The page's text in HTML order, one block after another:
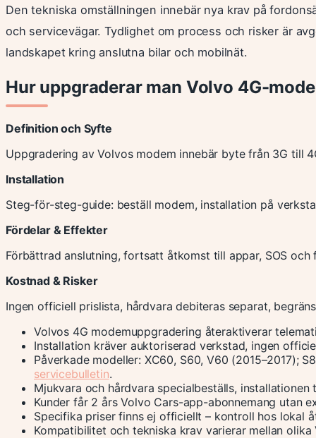
Den tekniska omställningen innebär nya krav på
och servicevägar. Tydlighet om process och risker är
landskapet kring anslutna bilar och mobilnät.
Hur uppgraderar man Volvo 4G-
Definition och Syfte
Uppgradering av Volvos modem innebär byte från 3G till
Installation
Steg-för-steg-guide: beställ modem, installation på
Fördelar & Effekter
Förbättrad anslutning, fortsatt åtkomst till appar, SOS och
Kostnad & Risker
Ingen officiell prislista, hårdvara debiteras separat,
Volvos 4G modemuppgradering återaktiverar
Installation kräver auktoriserad verkstad, ingen
Påverkade modeller: XC60, S60, V60 (2015–2017);
servicebulletin.
Mjukvara och hårdvara specialbeställs,
Kunder får 2 års Volvo Cars-app-abonnemang utan
Specifika priser finns ej officiellt – kontroll hos lokal
Kompatibilitet och tekniska krav varierar mellan olika